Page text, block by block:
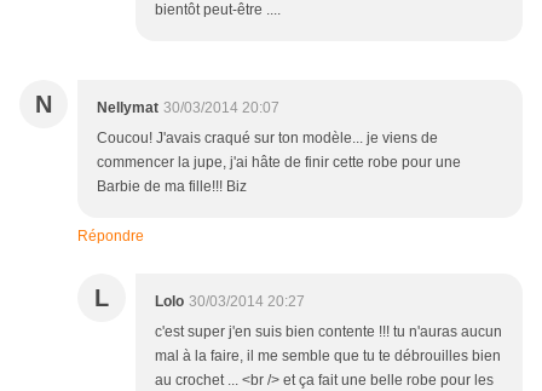
bientôt peut-être ....
N Nellymat 30/03/2014 20:07
Coucou! J'avais craqué sur ton modèle... je viens de
commencer la jupe, j'ai hâte de finir cette robe pour une
Barbie de ma fille!!! Biz
Répondre
L Lolo 30/03/2014 20:27
c'est super j'en suis bien contente !!! tu n'auras aucun
mal à la faire, il me semble que tu te débrouilles bien
au crochet ... <br /> et ça fait une belle robe pour les